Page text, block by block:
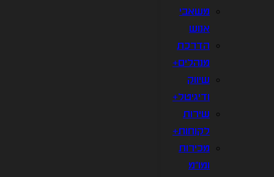
משאבי
אנוש
הדרכת
מנהלים+
שיווק
ודיגיטל+
שירות
לקוחות+
מכירות
ומו"מ